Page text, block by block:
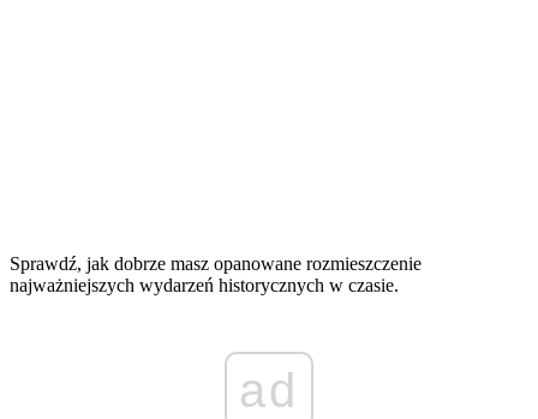
Sprawdź, jak dobrze masz opanowane rozmieszczenie
najważniejszych wydarzeń historycznych w czasie.
ad